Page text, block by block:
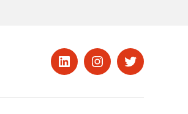
تويتر Instagram
LinkedIn